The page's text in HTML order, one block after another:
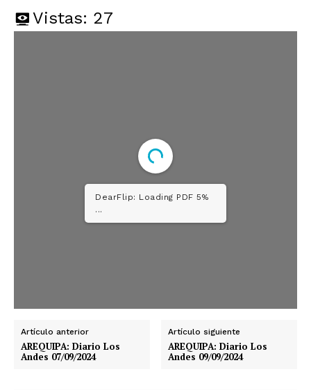
Vistas: 27
DearFlip: Loading PDF 5%
...
Artículo anterior
AREQUIPA: Diario Los
Andes 07/09/2024
Artículo siguiente
AREQUIPA: Diario Los
Andes 09/09/2024